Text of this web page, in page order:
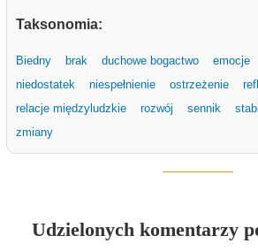
Taksonomia:
Biedny brak duchowe bogactwo emocje
niedostatek
niespełnienie ostrzeżenie
relacje międzyludzkie
rozwój sennik
zmiany
Udzielonych komentarzy